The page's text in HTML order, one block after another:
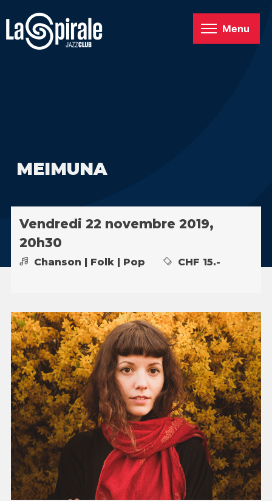
Menu
MEIMUNA
Vendredi 22 novembre 2019,
20h30
Chanson | Folk | Pop CHF 15.-